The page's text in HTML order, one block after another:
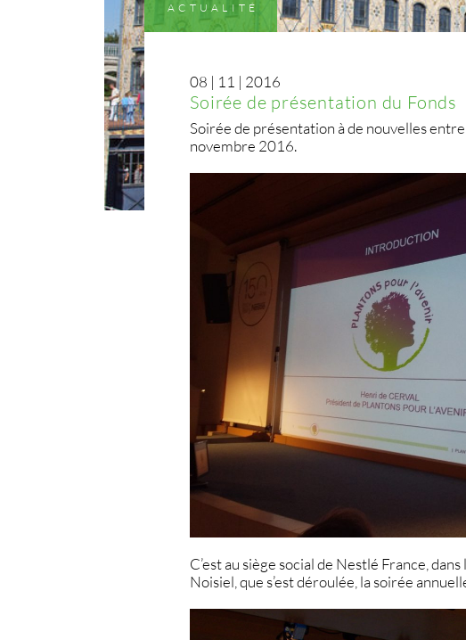
ACTUALITÉ
08 | 11 | 2016
Soirée de présentation du Fonds
Soirée de présentation à de nouvelles
novembre 2016.
C’est au siège social de Nestlé France,
Noisiel, que s’est déroulée, la soirée